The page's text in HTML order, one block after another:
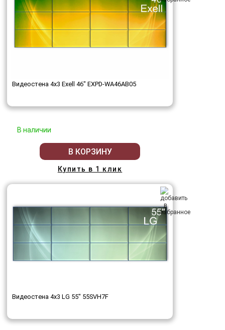
Видеостена 4x3 Exell 46" EXPD-WA46AB05
В наличии
В КОРЗИНУ
Купить в 1 клик
Видеостена 4x3 LG 55" 55SVH7F